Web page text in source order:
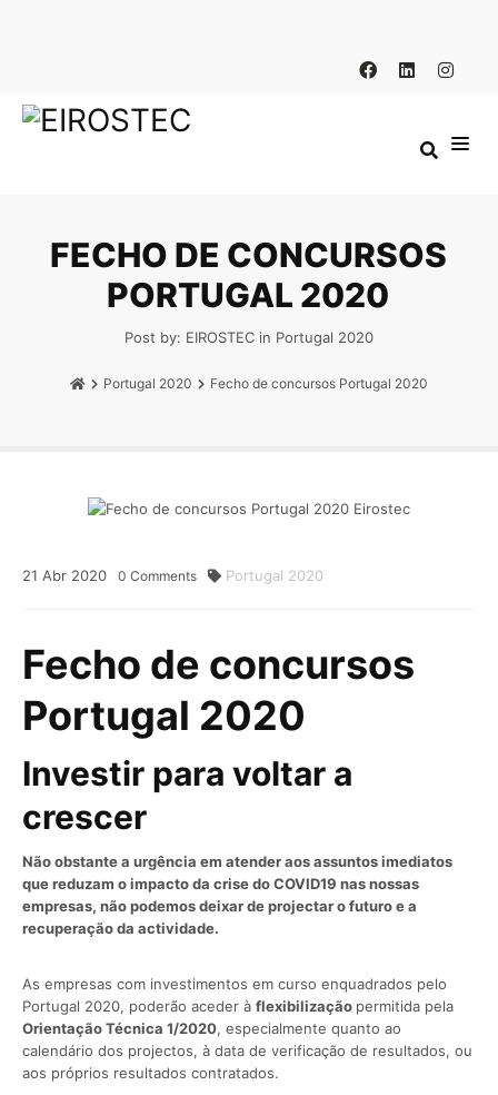
FECHO DE CONCURSOS
PORTUGAL 2020
Post by: EIROSTEC in Portugal 2020
Portugal 2020 Fecho de concursos Portugal 2020
21 Abr 2020 0 Comments Portugal 2020
Fecho de concursos
Portugal 2020
Investir para voltar a
crescer
Não obstante a urgência em atender aos assuntos imediatos
que reduzam o impacto da crise do COVID19 nas nossas
empresas, não podemos deixar de projectar o futuro e a
recuperação da actividade.
As empresas com investimentos em curso enquadrados pelo
Portugal 2020, poderão aceder à flexibilização permitida pela
Orientação Técnica 1/2020, especialmente quanto ao
calendário dos projectos, à data de verificação de resultados, ou
aos próprios resultados contratados.